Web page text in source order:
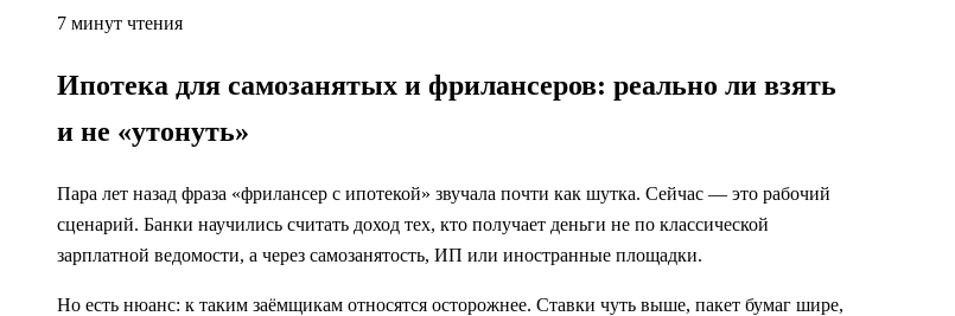
7 минут чтения
Ипотека для самозанятых и фрилансеров: реально ли взять
и не «утонуть»
Пара лет назад фраза «фрилансер с ипотекой» звучала почти как шутка. Сейчас — это рабочий
сценарий. Банки научились считать доход тех, кто получает деньги не по классической
зарплатной ведомости, а через самозанятость, ИП или иностранные площадки.
Но есть нюанс: к таким заёмщикам относятся осторожнее. Ставки чуть выше, пакет бумаг шире,